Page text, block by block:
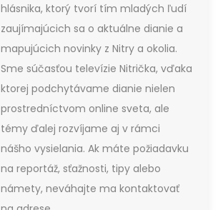
hlásnika, ktorý tvorí tím mladých ľudí
zaujímajúcich sa o aktuálne dianie a
mapujúcich novinky z Nitry a okolia.
Sme súčasťou televízie Nitrička, vďaka
ktorej podchytávame dianie nielen
prostredníctvom online sveta, ale
témy ďalej rozvíjame aj v rámci
nášho vysielania. Ak máte požiadavku
na reportáž, sťažnosti, tipy alebo
námety, neváhajte ma kontaktovať